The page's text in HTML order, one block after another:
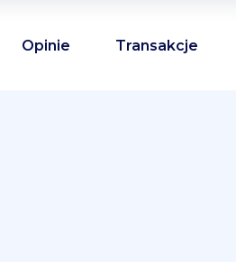
Opinie Transakcje